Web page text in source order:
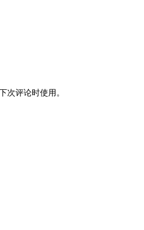
次评论时使用。